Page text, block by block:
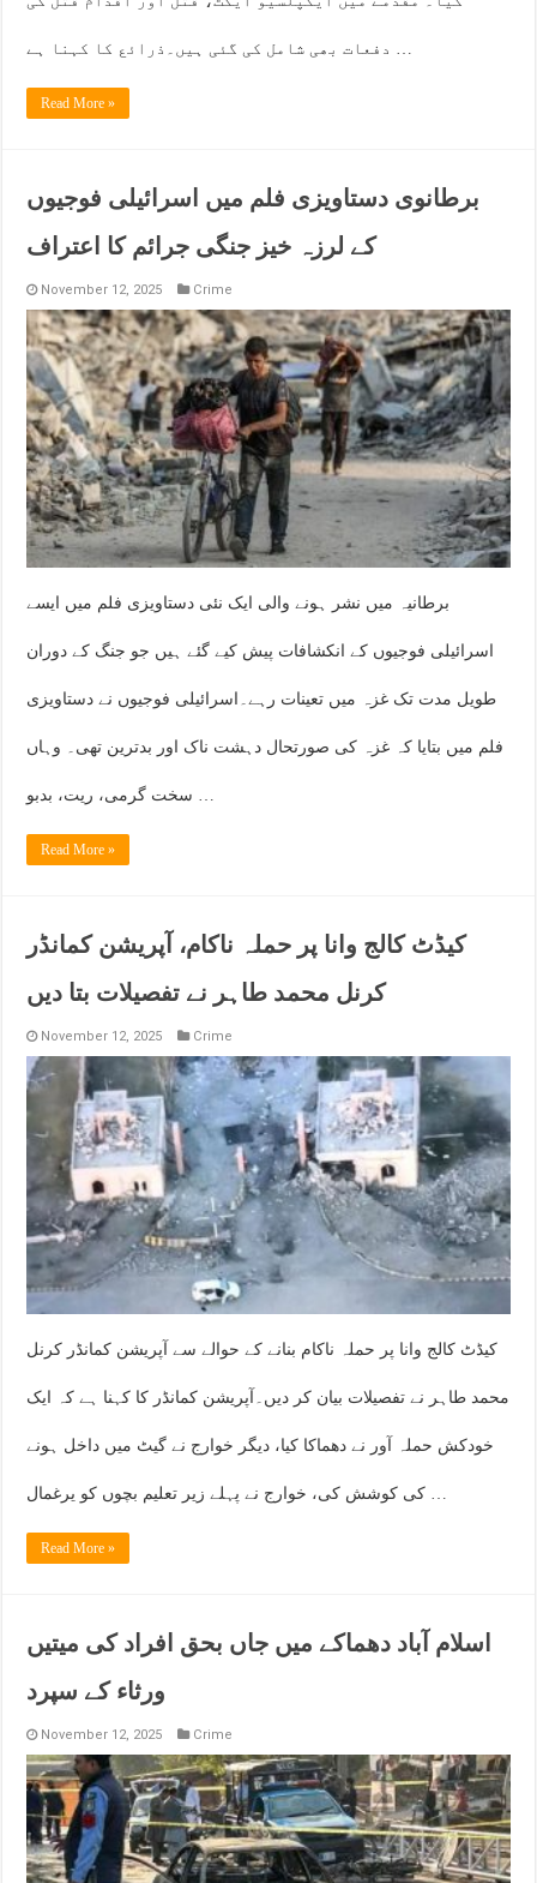
دفعات بھی شامل کی گئی ہیں۔ذرائع کا کہنا ہے …
Read More »
برطانوی دستاویزی فلم میں اسرائیلی فوجیوں
کے لرزہ خیز جنگی جرائم کا اعتراف
November 12, 2025 Crime
برطانیہ میں نشر ہونے والی ایک نئی دستاویزی فلم میں ایسے
اسرائیلی فوجیوں کے انکشافات پیش کیے گئے ہیں جو جنگ کے دوران
طویل مدت تک غزہ میں تعینات رہے۔اسرائیلی فوجیوں نے دستاویزی
فلم میں بتایا کہ غزہ کی صورتحال دہشت ناک اور بدترین تھی۔ وہاں
سخت گرمی، ریت، بدبو …
Read More »
کیڈٹ کالج وانا پر حملہ ناکام، آپریشن کمانڈر
کرنل محمد طاہر نے تفصیلات بتا دیں
November 12, 2025 Crime
کیڈٹ کالج وانا پر حملہ ناکام بنانے کے حوالے سے آپریشن کمانڈر کرنل
محمد طاہر نے تفصیلات بیان کر دیں۔آپریشن کمانڈر کا کہنا ہے کہ ایک
خودکش حملہ آور نے دھماکا کیا، دیگر خوارج نے گیٹ میں داخل ہونے
Read More »
اسلام آباد دھماکے میں جاں بحق افراد کی میتیں
ورثاء کے سپرد
November 12, 2025 Crime